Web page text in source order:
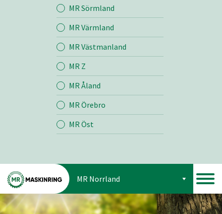
Bemanning MR Sörmland
MR Värmland
MR Västmanland
MR Z
MR Åland
MR Örebro
MR Öst
MR Norrland